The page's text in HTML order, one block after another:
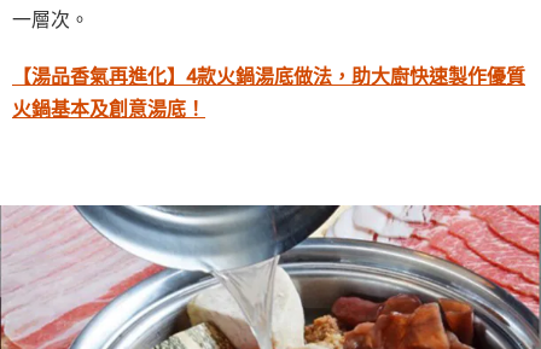
一層次。
【湯品香氣再進化】4款火鍋湯底做法，助大廚快速製作優質
火鍋基本及創意湯底！